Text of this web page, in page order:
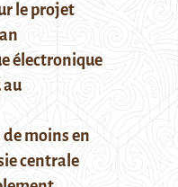
le projet
électronique
au
de moins en
centrale